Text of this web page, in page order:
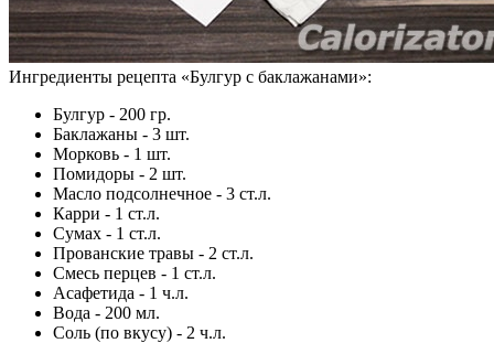
Ингредиенты рецепта «Булгур с баклажанами»:
Булгур - 200 гр.
Баклажаны - 3 шт.
Морковь - 1 шт.
Помидоры - 2 шт.
Масло подсолнечное - 3 ст.л.
Карри - 1 ст.л.
Сумах - 1 ст.л.
Прованские травы - 2 ст.л.
Смесь перцев - 1 ст.л.
Асафетида - 1 ч.л.
Вода - 200 мл.
Соль (по вкусу) - 2 ч.л.